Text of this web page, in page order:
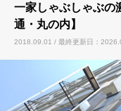
一家しゃぶしゃぶの
通・丸の内】
2018.09.01 / 最終更新日：